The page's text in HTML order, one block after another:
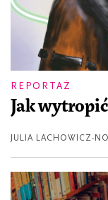
REPORTAŻ
Jak
JULIA LACHOWICZ-